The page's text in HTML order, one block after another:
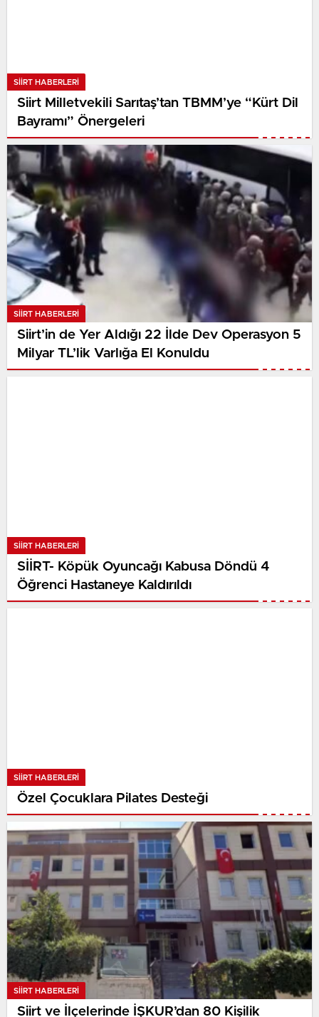
SIIRT HABERLERI
Siirt Milletvekili Sarıtaş’tan TBMM’ye “Kürt Dil
Bayramı” Önergeleri
SIIRT HABERLERI
Siirt’in de Yer Aldığı 22 İlde Dev Operasyon 5
Milyar TL’lik Varlığa El Konuldu
SIIRT HABERLERI
SİİRT- Köpük Oyuncağı Kabusa Döndü 4
Öğrenci Hastaneye Kaldırıldı
SIIRT HABERLERI
Özel Çocuklara Pilates Desteği
SIIRT HABERLERI
Siirt ve İlçelerinde İŞKUR’dan 80 Kişilik